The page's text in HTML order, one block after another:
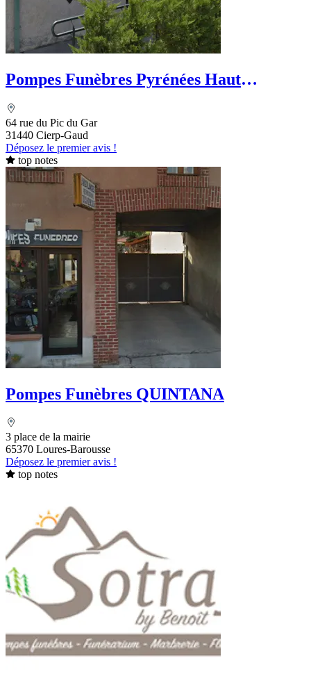
Pompes Funèbres Pyrénées Haut
64 rue du Pic du Gar
31440 Cierp-Gaud
Déposez le premier avis !
top notes
Pompes Funèbres QUINTANA
3 place de la mairie
65370 Loures-Barousse
Déposez le premier avis !
top notes